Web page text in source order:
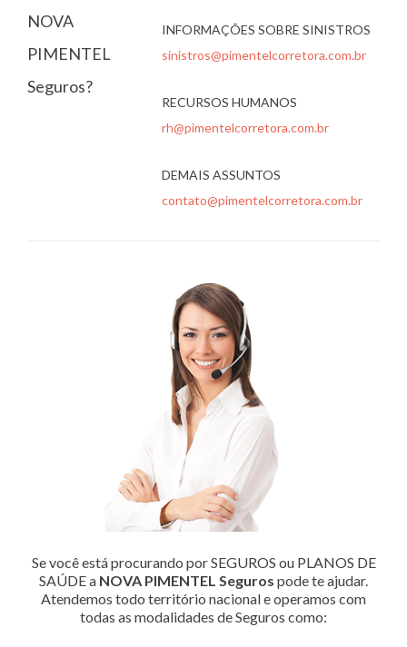
NOVA
PIMENTEL
Seguros?
INFORMAÇÕES SOBRE SINISTROS
sinistros@pimentelcorretora.com.br
RECURSOS HUMANOS
rh@pimentelcorretora.com.br
DEMAIS ASSUNTOS
contato@pimentelcorretora.com.br
Se você está procurando por SEGUROS ou PLANOS DE
SAÚDE a NOVA PIMENTEL Seguros pode te ajudar.
Atendemos todo território nacional e operamos com
todas as modalidades de Seguros como: